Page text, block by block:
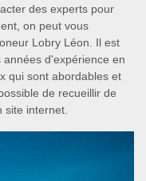
des experts pour
on peut vous
Lobry Léon. Il est
d'expérience en
qui sont abordables et
de recueillir de
site internet.